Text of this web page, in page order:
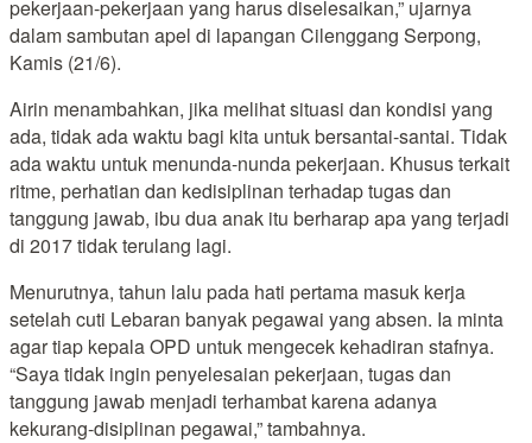
pekerjaan-pekerjaan yang harus diselesaikan,” ujarnya
dalam sambutan apel di lapangan Cilenggang Serpong,
Kamis (21/6).
Airin menambahkan, jika melihat situasi dan kondisi yang
ada, tidak ada waktu bagi kita untuk bersantai-santai. Tidak
ada waktu untuk menunda-nunda pekerjaan. Khusus terkait
ritme, perhatian dan kedisiplinan terhadap tugas dan
tanggung jawab, ibu dua anak itu berharap apa yang terjadi
di 2017 tidak terulang lagi.
Menurutnya, tahun lalu pada hati pertama masuk kerja
setelah cuti Lebaran banyak pegawai yang absen. Ia minta
agar tiap kepala OPD untuk mengecek kehadiran stafnya.
“Saya tidak ingin penyelesaian pekerjaan, tugas dan
tanggung jawab menjadi terhambat karena adanya
kekurang-disiplinan pegawai,” tambahnya.